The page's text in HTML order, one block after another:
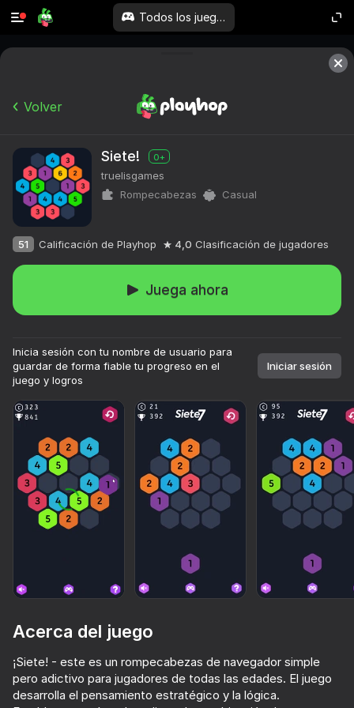
Todos los juegos
Más de 10,000 juegos.
Todos gratis. Todos tuyos.
Block Master - Super Puzzle!
78
Sparkle Jewel Sort
73
Tap Arrows: New Levels
86
86
Volver
Siete! 0+
truelisgames
Rompecabezas
Casual
51 Calificación de Playhop 4,0 Clasificación de jugadores
Juega ahora
Inicia sesión con tu nombre de usuario para
guardar de forma fiable tu progreso en el
juego y logros
Iniciar sesión
Acerca del juego
¡Siete! - este es un rompecabezas de navegador simple
pero adictivo para jugadores de todas las edades. El juego
desarrolla el pensamiento estratégico y la lógica.